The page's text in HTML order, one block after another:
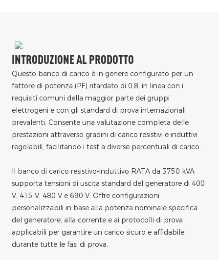
INTRODUZIONE AL PRODOTTO
Questo banco di carico è in genere configurato per un
fattore di potenza (PF) ritardato di 0,8, in linea con i
requisiti comuni della maggior parte dei gruppi
elettrogeni e con gli standard di prova internazionali
prevalenti. Consente una valutazione completa delle
prestazioni attraverso gradini di carico resistivi e induttivi
regolabili, facilitando i test a diverse percentuali di carico.
Il banco di carico resistivo-induttivo RATA da 3750 kVA
supporta tensioni di uscita standard del generatore di 400
V, 415 V, 480 V e 690 V. Offre configurazioni
personalizzabili in base alla potenza nominale specifica
del generatore, alla corrente e ai protocolli di prova
applicabili per garantire un carico sicuro e affidabile
durante tutte le fasi di prova.